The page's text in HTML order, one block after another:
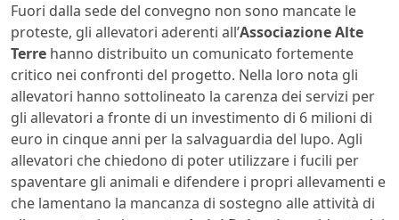
Fuori dalla sede del convegno non sono mancate le
proteste, gli allevatori aderenti all’Associazione Alte
Terre hanno distribuito un comunicato fortemente
critico nei confronti del progetto. Nella loro nota gli
allevatori hanno sottolineato la carenza dei servizi per
gli allevatori a fronte di un investimento di 6 milioni di
euro in cinque anni per la salvaguardia del lupo. Agli
allevatori che chiedono di poter utilizzare i fucili per
spaventare gli animali e difendere i propri allevamenti e
che lamentano la mancanza di sostegno alle attività di